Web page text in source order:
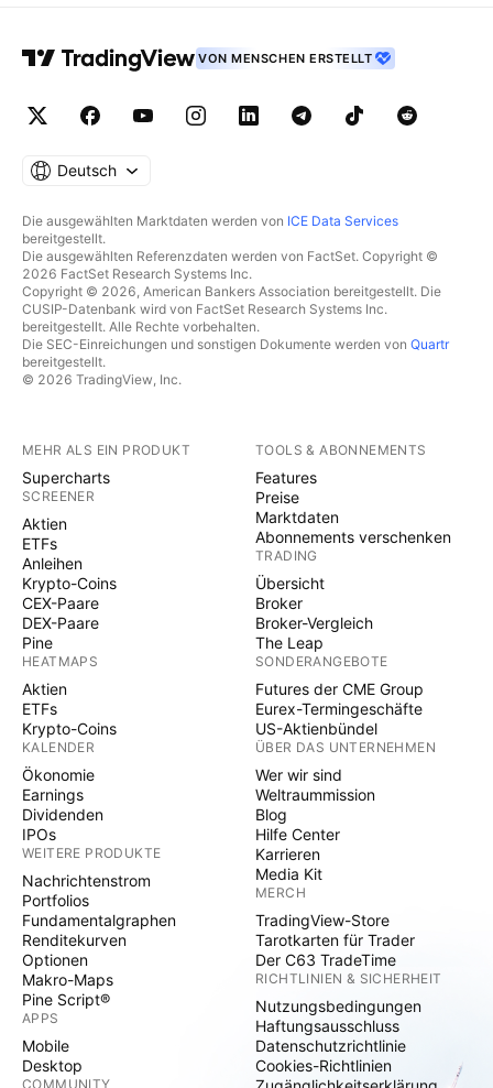
VON MENSCHEN ERSTELLT
Deutsch
Die ausgewählten Marktdaten werden von ICE Data Services
bereitgestellt.
Die ausgewählten Referenzdaten werden von FactSet. Copyright ©
2026 FactSet Research Systems Inc.
Copyright © 2026, American Bankers Association bereitgestellt. Die
CUSIP-Datenbank wird von FactSet Research Systems Inc.
bereitgestellt. Alle Rechte vorbehalten.
Die SEC-Einreichungen und sonstigen Dokumente werden von Quartr
bereitgestellt.
© 2026 TradingView, Inc.
MEHR ALS EIN PRODUKT
Supercharts
SCREENER
Aktien
ETFs
Anleihen
Krypto-Coins
CEX-Paare
DEX-Paare
Pine
HEATMAPS
Aktien
ETFs
Krypto-Coins
KALENDER
Ökonomie
Earnings
Dividenden
IPOs
WEITERE PRODUKTE
Nachrichtenstrom
Portfolios
Fundamentalgraphen
Renditekurven
Optionen
Makro-Maps
Pine Script®
APPS
Mobile
Desktop
COMMUNITY
TOOLS & ABONNEMENTS
Features
Preise
Marktdaten
Abonnements verschenken
TRADING
Übersicht
Broker
Broker-Vergleich
The Leap
SONDERANGEBOTE
Futures der CME Group
Eurex-Termingeschäfte
US-Aktienbündel
ÜBER DAS UNTERNEHMEN
Wer wir sind
Weltraummission
Blog
Hilfe Center
Karrieren
Media Kit
MERCH
TradingView-Store
Tarotkarten für Trader
Der C63 TradeTime
RICHTLINIEN & SICHERHEIT
Nutzungsbedingungen
Haftungsausschluss
Datenschutzrichtlinie
Cookies-Richtlinien